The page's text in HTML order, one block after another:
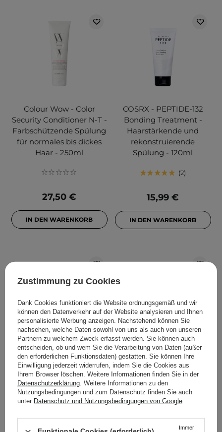
Colour Wow - Color
Security Conditioner N-T -
Farbschützende Spülung
für normales bis dickes
Haar - 250ml
27,50 €
IN DEN WARENKORB
COSRX - PEPTIDE-132
Bonding Treatment -
Haarstärkende und
rekonstruierende
Spülung - 120ml
2
15,99 €
IN DEN WARENKORB
CP-1 - 3 Seconds Hair
Ringer Fill-up Ampoule -
Wiederaufbauende
Haarampulle - 13ml
8
1,95 €
CP-1 - 3 Seconds Hair
Ringer Fill-up Ampulle -
Rekonstruktive Ampulle
für die Haare - 170ml
2
9,99 €
Zustimmung zu Cookies
Dank Cookies funktioniert die Website ordnungsgemäß und wir
können den Datenverkehr auf der Website analysieren und Ihnen
personalisierte Werbung anzeigen. Nachstehend können Sie
nachsehen, welche Daten sowohl von uns als auch von unseren
Partnern zu welchem Zweck erfasst werden. Sie können auch
entscheiden, ob und wem Sie die Verarbeitung von Daten (außer
den erforderlichen Funktionsdaten) gestatten. Sie können Ihre
Einwilligung jederzeit widerrufen, indem Sie die Cookies aus
Ihrem Browser löschen. Weitere Informationen finden Sie in der
Datenschutzerklärung . Weitere Informationen zu den
Nutzungsbedingungen und zum Datenschutz finden Sie auch
unter Datenschutz und Nutzungsbedingungen von Google
Immer